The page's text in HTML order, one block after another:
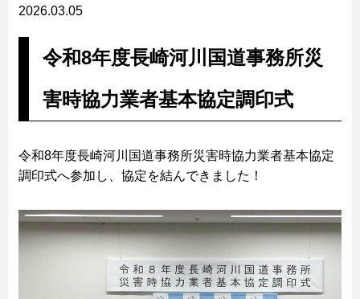
2026.03.05
令和8年度長崎河川国道事務所災
害時協力業者基本協定調印式
令和8年度長崎河川国道事務所災害時協力業者基本協定
調印式へ参加し、協定を結んできました！